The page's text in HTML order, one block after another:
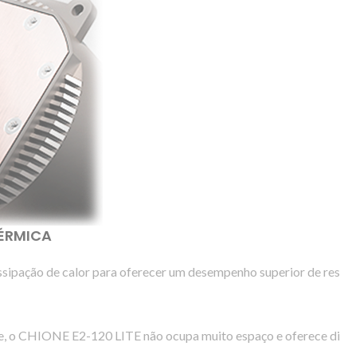
de calor para oferecer um desempenho superior de
CHIONE E2-120 LITE não ocupa muito espaço e oferece